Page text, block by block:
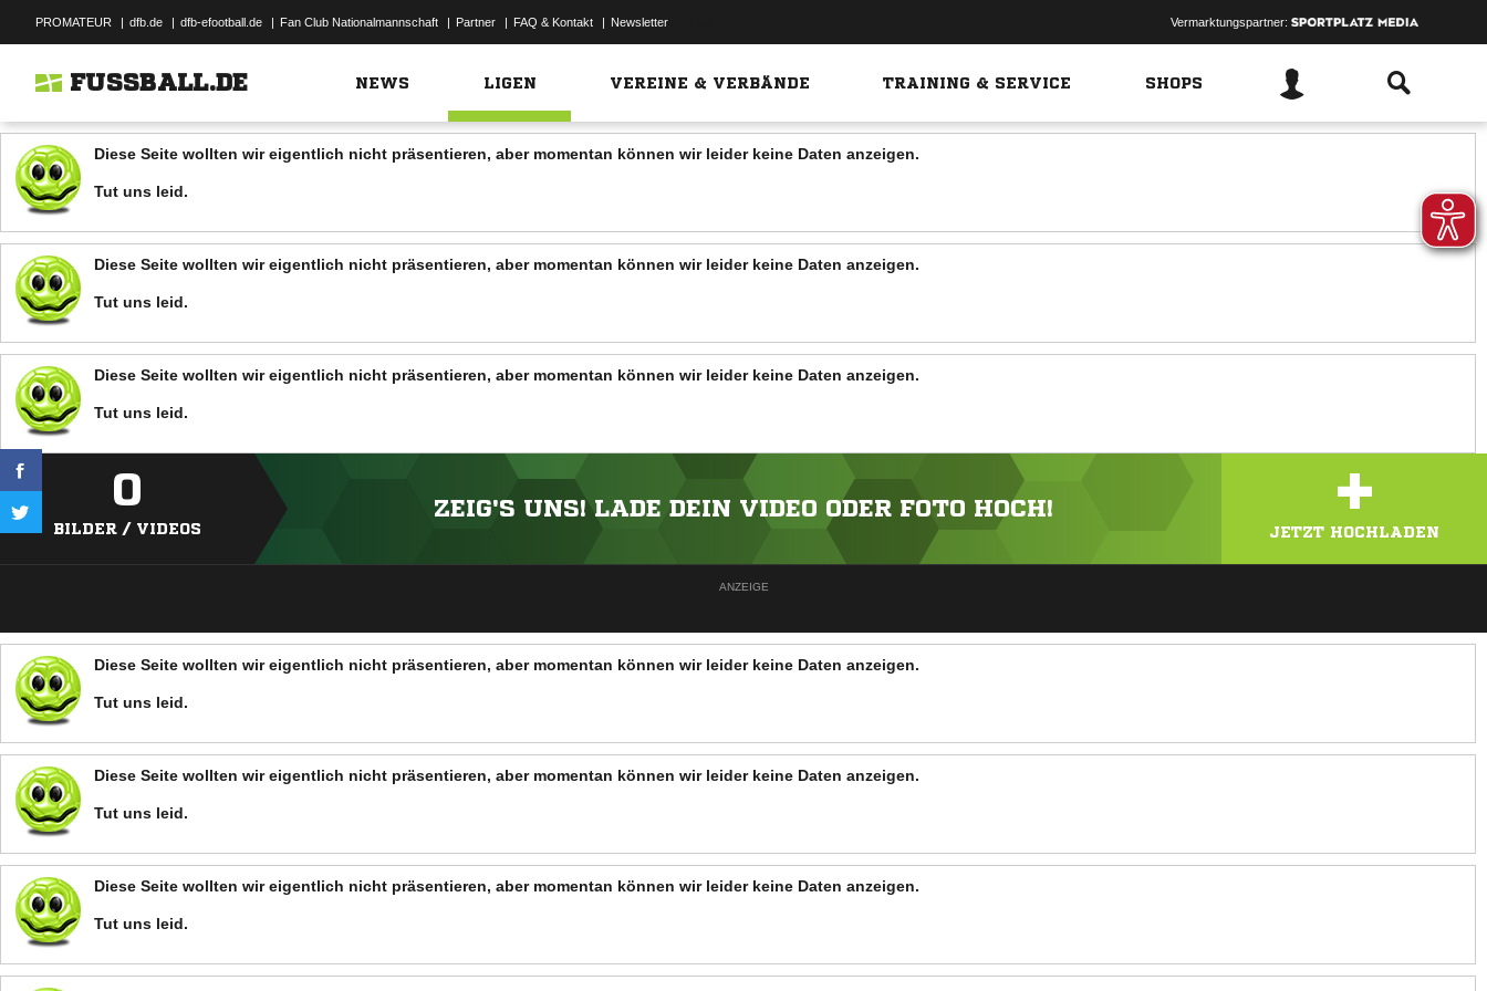
PROMATEUR | dfb.de | dfb-efootball.de | Fan Club Nationalmannschaft | Partner | FAQ & Kontakt | Newsletter Vermarktungspartner:
FUSSBALL.DE NEWS LIGEN VEREINE & VERBÄNDE TRAINING & SERVICE SHOPS
Diese Seite wollten wir eigentlich nicht präsentieren, aber momentan können wir leider keine Daten anzeigen.
Tut uns leid.
Diese Seite wollten wir eigentlich nicht präsentieren, aber momentan können wir leider keine Daten anzeigen.
Tut uns leid.
Diese Seite wollten wir eigentlich nicht präsentieren, aber momentan können wir leider keine Daten anzeigen.
Tut uns leid.
0
BILDER / VIDEOS
ZEIG'S UNS! LADE DEIN VIDEO ODER FOTO HOCH! +
JETZT HOCHLADEN
ANZEIGE
Diese Seite wollten wir eigentlich nicht präsentieren, aber momentan können wir leider keine Daten anzeigen.
Tut uns leid.
Diese Seite wollten wir eigentlich nicht präsentieren, aber momentan können wir leider keine Daten anzeigen.
Tut uns leid.
Diese Seite wollten wir eigentlich nicht präsentieren, aber momentan können wir leider keine Daten anzeigen.
Tut uns leid.